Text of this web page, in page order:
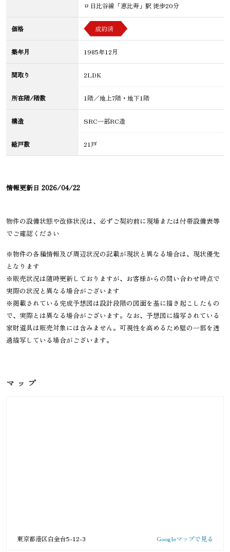
ロ日比谷線「恵比寿」駅 徒歩20分
価格 成約済
築年月 1985年12月
間取り 2LDK
所在階/階数 1階／地上7階・地下1階
構造 SRC一部RC造
総戸数 21戸
情報更新日 2026/04/22
物件の設備状態や改修状況は、必ずご契約前に現場または付帯設備表等
でご確認ください
※物件の各種情報及び周辺状況の記載が現状と異なる場合は、現状優先
となります
※販売状況は随時更新しておりますが、お客様からの問い合わせ時点で
実際の状況と異なる場合がございます
※掲載されている完成予想図は設計段階の図面を基に描き起こしたもの
で、実際とは異なる場合がございます。なお、予想図に描写されている
家財道具は販売対象には含みません。可視性を高めるため壁の一部を透
過描写している場合がございます。
マップ
東京都港区白金台5-12-3 Googleマップで見る